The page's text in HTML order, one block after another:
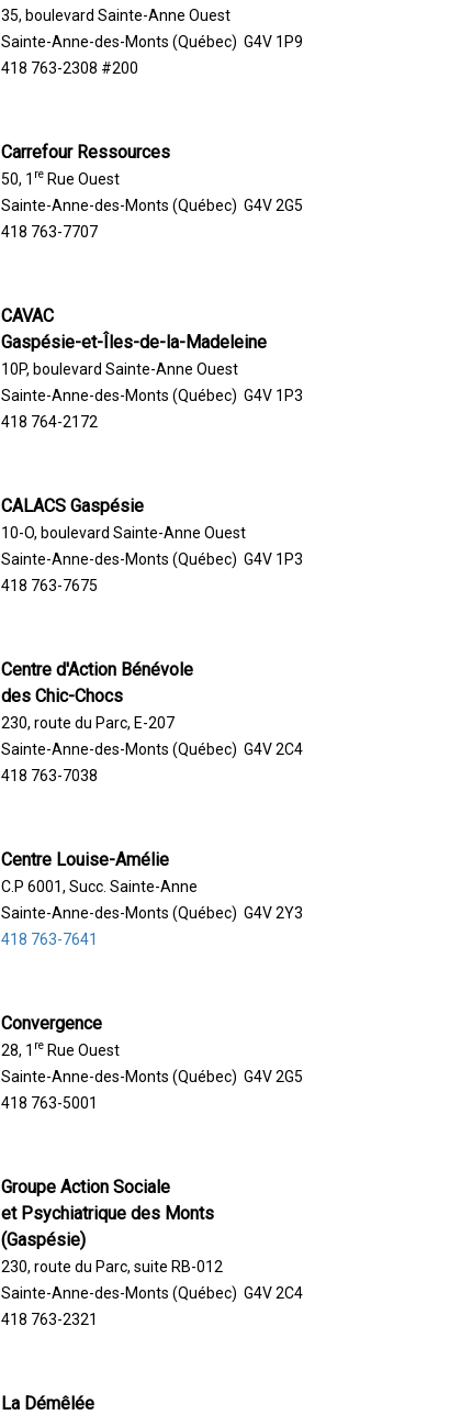
35, boulevard Sainte-Anne Ouest
Sainte-Anne-des-Monts (Québec) G4V 1P9
418 763-2308 #200
Carrefour Ressources
50, 1 reRue Ouest
Sainte-Anne-des-Monts (Québec) G4V 2G5
418 763-7707
CAVAC
Gaspésie-et-Îles-de-la-Madeleine
10P, boulevard Sainte-Anne Ouest
Sainte-Anne-des-Monts (Québec) G4V 1P3
418 764-2172
CALACS Gaspésie
10-O, boulevard Sainte-Anne Ouest
Sainte-Anne-des-Monts (Québec) G4V 1P3
418 763-7675
Centre d'Action Bénévole
des Chic-Chocs
230, route du Parc, E-207
Sainte-Anne-des-Monts (Québec) G4V 2C4
418 763-7038
Centre Louise-Amélie
C.P 6001, Succ. Sainte-Anne
Sainte-Anne-des-Monts (Québec) G4V 2Y3
418 763-7641
Convergence
28, 1 reRue Ouest
Sainte-Anne-des-Monts (Québec) G4V 2G5
418 763-5001
Groupe Action Sociale
et Psychiatrique des Monts
(Gaspésie)
230, route du Parc, suite RB-012
Sainte-Anne-des-Monts (Québec) G4V 2C4
418 763-2321
La Démêlée